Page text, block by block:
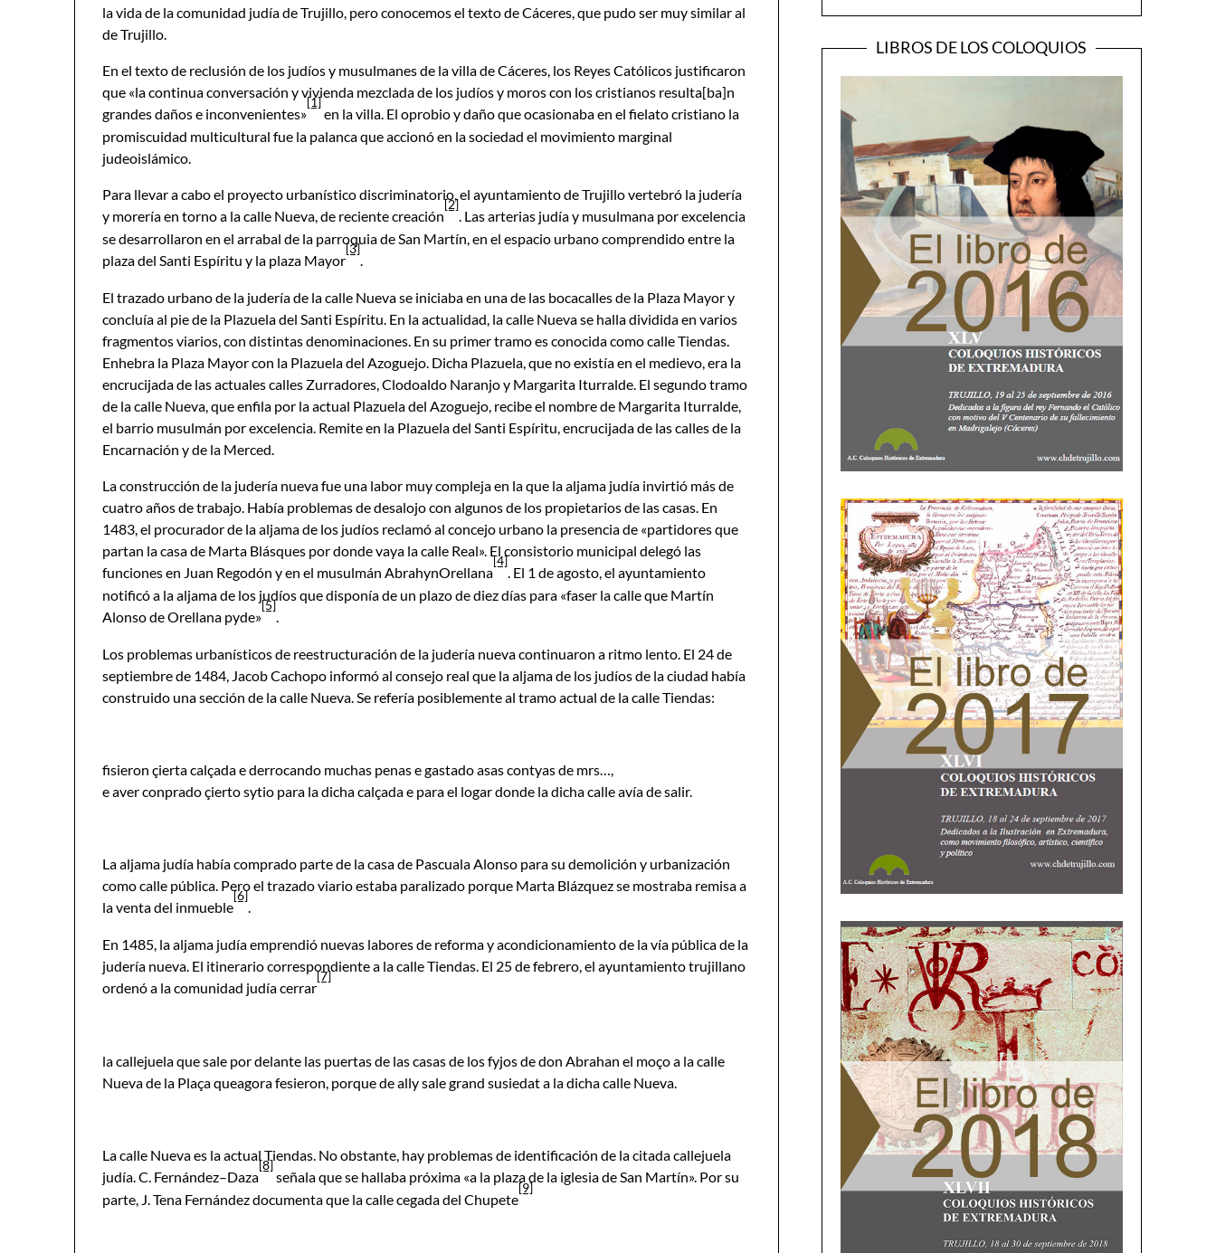
la vida de la comunidad judía de Trujillo, pero conocemos el texto de Cáceres, que pudo ser muy similar al
de Trujillo.
En el texto de reclusión de los judíos y musulmanes de la villa de Cáceres, los Reyes Católicos justificaron
que «la continua conversación y vivienda mezclada de los judíos y moros con los cristianos resulta[ba]n
grandes daños e inconvenientes»
[1]
en la villa. El oprobio y daño que ocasionaba en el fielato cristiano la
promiscuidad multicultural fue la palanca que accionó en la sociedad el movimiento marginal
judeoislámico.
Para llevar a cabo el proyecto urbanístico discriminatorio, el ayuntamiento de Trujillo vertebró la judería
y morería en torno a la calle Nueva, de reciente creación
[2]
. Las arterias judía y musulmana por excelencia
se desarrollaron en el arrabal de la parroquia de San Martín, en el espacio urbano comprendido entre la
plaza del Santi Espíritu y la plaza Mayor
[3]
.
El trazado urbano de la judería de la calle Nueva se iniciaba en una de las bocacalles de la Plaza Mayor y
concluía al pie de la Plazuela del Santi Espíritu. En la actualidad, la calle Nueva se halla dividida en varios
fragmentos viarios, con distintas denominaciones. En su primer tramo es conocida como calle Tiendas.
Enhebra la Plaza Mayor con la Plazuela del Azoguejo. Dicha Plazuela, que no existía en el medievo, era la
encrucijada de las actuales calles Zurradores, Clodoaldo Naranjo y Margarita Iturralde. El segundo tramo
de la calle Nueva, que enfila por la actual Plazuela del Azoguejo, recibe el nombre de Margarita Iturralde,
el barrio musulmán por excelencia. Remite en la Plazuela del Santi Espíritu, encrucijada de las calles de la
Encarnación y de la Merced.
La construcción de la judería nueva fue una labor muy compleja en la que la aljama judía invirtió más de
cuatro años de trabajo. Había problemas de desalojo con algunos de los propietarios de las casas. En
1483, el procurador de la aljama de los judíos reclamó al concejo urbano la presencia de «partidores que
partan la casa de Marta Blásques por donde vaya la calle Real». El consistorio municipal delegó las
funciones en Juan Regodón y en el musulmán AbrahynOrellana
[4]
. El 1 de agosto, el ayuntamiento
notificó a la aljama de los judíos que disponía de un plazo de diez días para «faser la calle que Martín
Alonso de Orellana pyde»
[5]
.
Los problemas urbanísticos de reestructuración de la judería nueva continuaron a ritmo lento. El 24 de
septiembre de 1484, Jacob Cachopo informó al consejo real que la aljama de los judíos de la ciudad había
construido una sección de la calle Nueva. Se refería posiblemente al tramo actual de la calle Tiendas:
fisieron çierta calçada e derrocando muchas penas e gastado asas contyas de mrs…,
e aver conprado çierto sytio para la dicha calçada e para el logar donde la dicha calle avía de salir.
La aljama judía había comprado parte de la casa de Pascuala Alonso para su demolición y urbanización
como calle pública. Pero el trazado viario estaba paralizado porque Marta Blázquez se mostraba remisa a
la venta del inmueble
[6]
.
En 1485, la aljama judía emprendió nuevas labores de reforma y acondicionamiento de la vía pública de la
judería nueva. El itinerario correspondiente a la calle Tiendas. El 25 de febrero, el ayuntamiento trujillano
ordenó a la comunidad judía cerrar
[7]
la callejuela que sale por delante las puertas de las casas de los fyjos de don Abrahan el moço a la calle
Nueva de la Plaça queagora fesieron, porque de ally sale grand susiedat a la dicha calle Nueva.
La calle Nueva es la actual Tiendas. No obstante, hay problemas de identificación de la citada callejuela
judía. C. Fernández–Daza
[8]
señala que se hallaba próxima «a la plaza de la iglesia de San Martín». Por su
parte, J. Tena Fernández documenta que la calle cegada del Chupete
[9]
LIBROS DE LOS COLOQUIOS